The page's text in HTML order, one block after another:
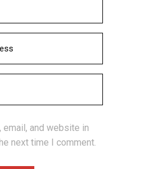
email, and website in
next time I comment.